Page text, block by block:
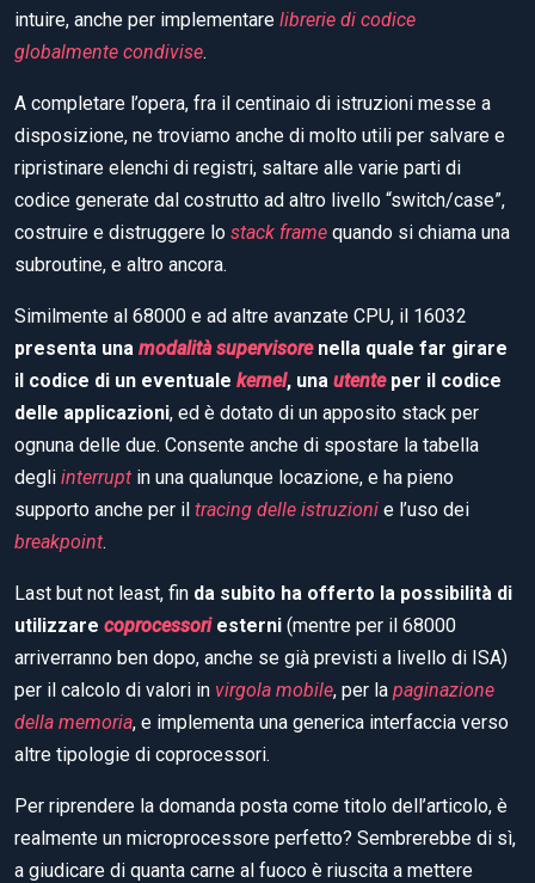
intuire, anche per implementare librerie di codice
globalmente condivise.
A completare l’opera, fra il centinaio di istruzioni messe a
disposizione, ne troviamo anche di molto utili per salvare e
ripristinare elenchi di registri, saltare alle varie parti di
codice generate dal costrutto ad altro livello “switch/case”,
costruire e distruggere lo stack frame quando si chiama una
subroutine, e altro ancora.
Similmente al 68000 e ad altre avanzate CPU, il 16032
presenta una modalità supervisorenella quale far girare
il codice di un eventuale kernel, una utenteper il codice
delle applicazioni, ed è dotato di un apposito stack per
ognuna delle due. Consente anche di spostare la tabella
degli interrupt in una qualunque locazione, e ha pieno
supporto anche per il tracing delle istruzioni e l’uso dei
breakpoint.
Last but not least, fin da subito ha offerto la possibilità di
utilizzare coprocessoriesterni (mentre per il 68000
arriverranno ben dopo, anche se già previsti a livello di ISA)
per il calcolo di valori in virgola mobile, per la paginazione
della memoria, e implementa una generica interfaccia verso
altre tipologie di coprocessori.
Per riprendere la domanda posta come titolo dell’articolo, è
realmente un microprocessore perfetto? Sembrerebbe di sì,
a giudicare di quanta carne al fuoco è riuscita a mettere